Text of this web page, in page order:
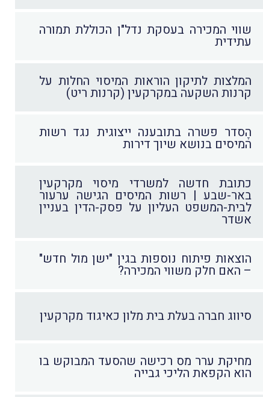
שווי המכירה בעסקת נדל"ן הכוללת תמורה
עתידית
המלצות לתיקון הוראות המיסוי החלות על
קרנות השקעה במקרקעין (קרנות ריט)
הֶסדר פשרה בתובענה ייצוגית נגד רשות
המיסים בנושא שיוך דירות
כתובת חדשה למשרדי מיסוי מקרקעין
באר-שבע | רשות המיסים הגישה ערעור
לבית-המשפט העליון על פסק-הדין בעניין
אשדר
הוצאות פיתוח נוספות בגין "ישן מול חדש"
– האם חלק משווי המכירה?
סיווג חברה בעלת בית מלון כאיגוד מקרקעין
מחיקת ערר מס רכישה שהסעד המבוקש בו
הוא הקפאת הליכי גבייה